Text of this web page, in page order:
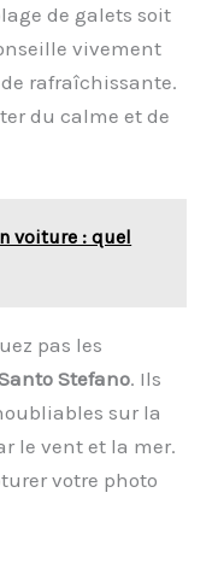
de galets soit
vivement
rafraîchissante.
du calme et de
voiture : quel
pas les
Stefano. Ils
sur la
le vent et la mer.
votre photo